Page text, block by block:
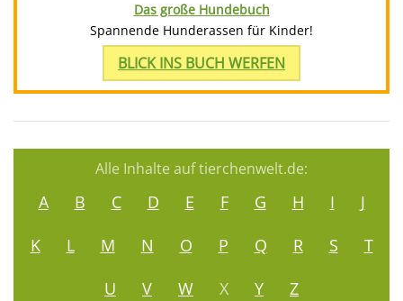
Das große Hundebuch
Spannende Hunderassen für Kinder!
BLICK INS BUCH WERFEN
Alle Inhalte auf tierchenwelt.de:
A B C D E F G H I
J
K
L M N O P Q R S
T
U
V W X Y Z